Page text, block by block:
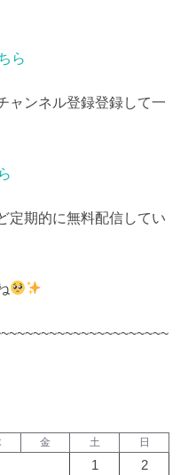
ら
ャンネル登録登録して一
定期的に無料配信してい
金 土 日
1
2